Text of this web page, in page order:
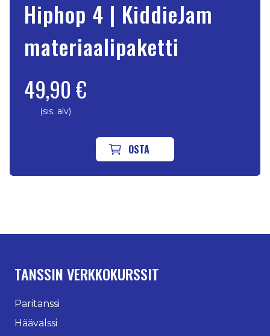
Hiphop 4 | KiddieJam
materiaalipaketti
49,90 €
(sis. alv)
OSTA
TANSSIN VERKKOKURSSIT
Paritanssi
Häävalssi